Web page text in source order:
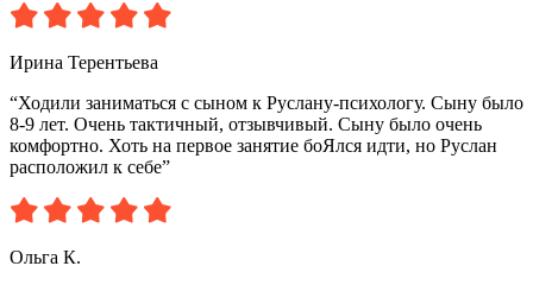
Ирина Терентьева
“Ходили заниматься с сыном к Руслану-психологу. Сыну было
8-9 лет. Очень тактичный, отзывчивый. Сыну было очень
комфортно. Хоть на первое занятие боЯлся идти, но Руслан
расположил к себе”
Ольга К.